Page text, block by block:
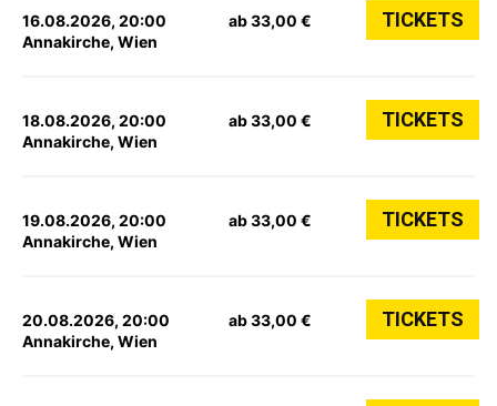
16.08.2026, 20:00
Annakirche, Wien
ab 33,00 € TICKETS
18.08.2026, 20:00
Annakirche, Wien
ab 33,00 € TICKETS
19.08.2026, 20:00
Annakirche, Wien
ab 33,00 € TICKETS
20.08.2026, 20:00
Annakirche, Wien
ab 33,00 € TICKETS